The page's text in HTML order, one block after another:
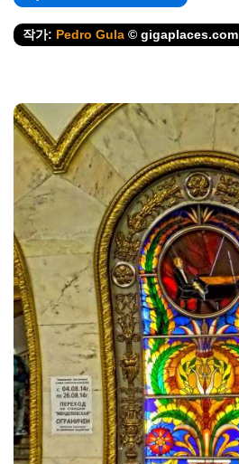
작가: Pedro Gula © gigaplaces.com